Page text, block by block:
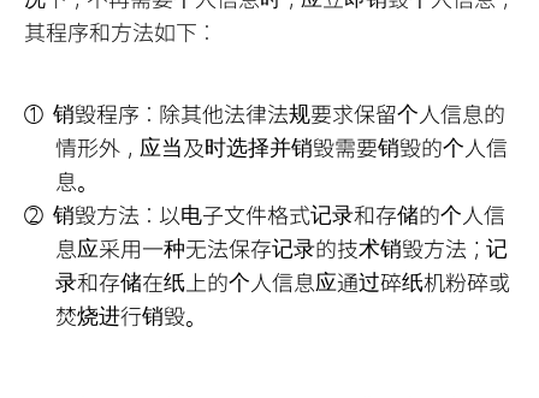
其程序和方法如下：
销毁程序：除其他法律法规要求保留个人信息的
情形外，应当及时选择并销毁需要销毁的个人信
息。
销毁方法：以电子文件格式记录和存储的个人信
息应采用一种无法保存记录的技术销毁方法；记
录和存储在纸上的个人信息应通过碎纸机粉碎或
焚烧进行销毁。